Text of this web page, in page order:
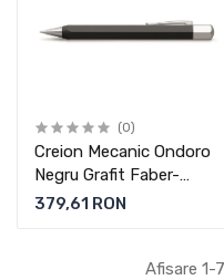
(0)
Creion Mecanic Ondoro
Negru Grafit Faber-
Castell
379,61 RON
Afisare 1-